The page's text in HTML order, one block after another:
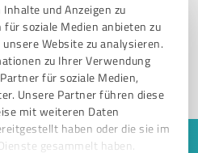
und Anzeigen zu
soziale Medien anbieten zu
Website zu analysieren.
zu Ihrer Verwendung
für soziale Medien,
Unsere Partner führen diese
mit weiteren Daten
haben oder die sie im
gesammelt haben.